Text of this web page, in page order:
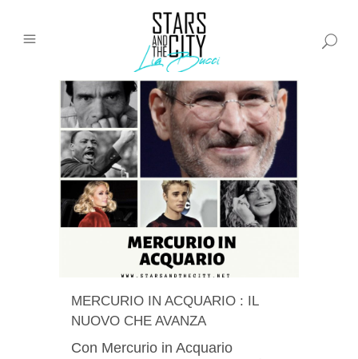
MERCURIO IN ACQUARIO : IL
NUOVO CHE AVANZA
Con Mercurio in Acquario